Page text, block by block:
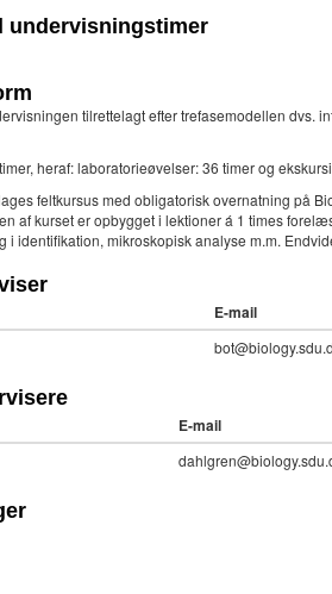
undervisningstimer
tilrettelagt efter trefasemodellen dvs.
heraf: laboratorieøvelser: 36 timer og
feltkursus med obligatorisk overnatning på
af kurset er opbygget i lektioner á 1 times
identifikation, mikroskopisk analyse m.m.
E-mail
E-mail